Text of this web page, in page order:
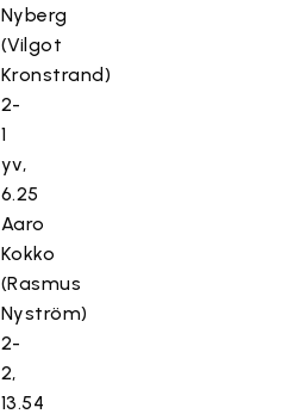
Nyberg
(Vilgot
Kronstrand)
2-
1
yv,
6.25
Aaro
Kokko
(Rasmus
Nyström)
2-
2,
13.54